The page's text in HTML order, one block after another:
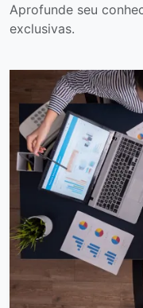
Aprofunde seu
exclusivas.